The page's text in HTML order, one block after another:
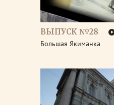
ВЫПУСК №28
Большая Якиманка